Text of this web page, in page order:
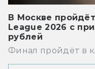
В Москве
League 2026 с
рублей
Финал пройдёт в